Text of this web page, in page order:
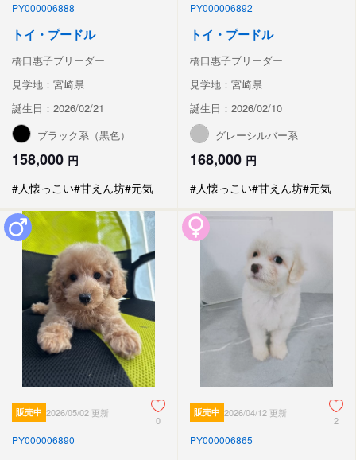
PY000006888
トイ・プードル
橋口惠子ブリーダー
見学地：宮崎県
誕生日：2026/02/21
ブラック系（黒色）
158,000 円
#人懐っこい#甘えん坊#元気
PY000006892
トイ・プードル
橋口惠子ブリーダー
見学地：宮崎県
誕生日：2026/02/10
グレーシルバー系
168,000 円
#人懐っこい#甘えん坊#元気
販売中 2026/05/02 更新
0
PY000006890
販売中 2026/04/12 更新
2
PY000006865